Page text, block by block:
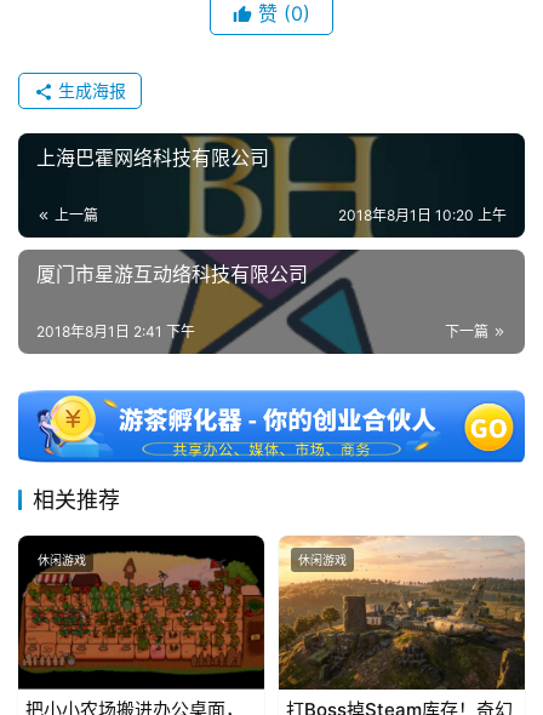
赞 (0)
生成海报
上海巴霍网络科技有限公司
上一篇 2018年8月1日 10:20 上午
厦门市星游互动络科技有限公司
下一篇
2018年8月1日 2:41 下午
相关推荐
休闲游戏
把小小农场搬进办公桌面，
休闲游戏
打Boss掉Steam库存！奇幻